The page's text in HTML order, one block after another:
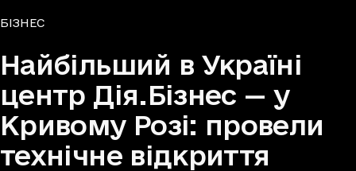
ГОЛОВНА
Рубрики
БІЗНЕС
Найбільший в Україні
центр Дія.Бізнес — у
Кривому Розі: провели
технічне відкриття